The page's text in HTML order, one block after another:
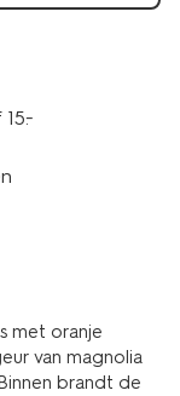
met oranje
van magnolia
brandt de